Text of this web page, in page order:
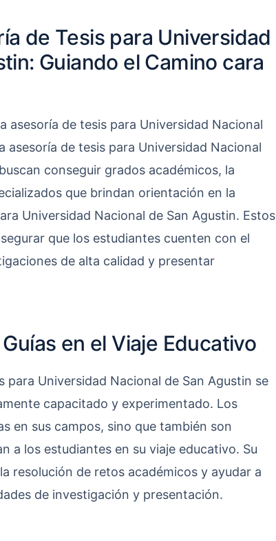
de Tesis para Universidad
Guiando el Camino cara
asesoría de tesis para Universidad Nacional
asesoría de tesis para Universidad Nacional
conseguir grados académicos, la
que brindan orientación en la
Universidad Nacional de San Agustin. Estos
que los estudiantes cuenten con el
de alta calidad y presentar
en el Viaje Educativo
para Universidad Nacional de San Agustin se
capacitado y experimentado. Los
en sus campos, sino que también son
a los estudiantes en su viaje educativo. Su
resolución de retos académicos y ayudar a
de investigación y presentación.